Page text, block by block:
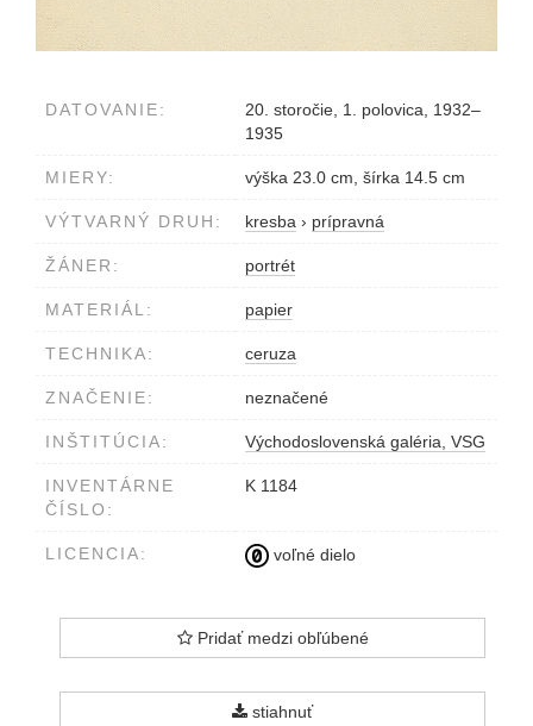
DATOVANIE:
20. storočie, 1. polovica, 1932–
1935
MIERY: výška 23.0 cm, šírka 14.5 cm
VÝTVARNÝ DRUH: kresba › prípravná
ŽÁNER: portrét
MATERIÁL: papier
TECHNIKA: ceruza
ZNAČENIE: neznačené
INŠTITÚCIA: Východoslovenská galéria, VSG
INVENTÁRNE
ČÍSLO:
K 1184
LICENCIA: voľné dielo
Pridať medzi obľúbené
stiahnuť